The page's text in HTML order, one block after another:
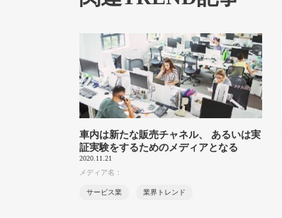
車内は新たな販売チャネル、 あるいは実
証実験をするためのメディアとなる
2020.11.21
メディア名：
サービス業 業界トレンド